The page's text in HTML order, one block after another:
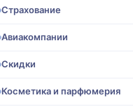
Страхование
Авиакомпании
Скидки
Косметика и парфюмерия